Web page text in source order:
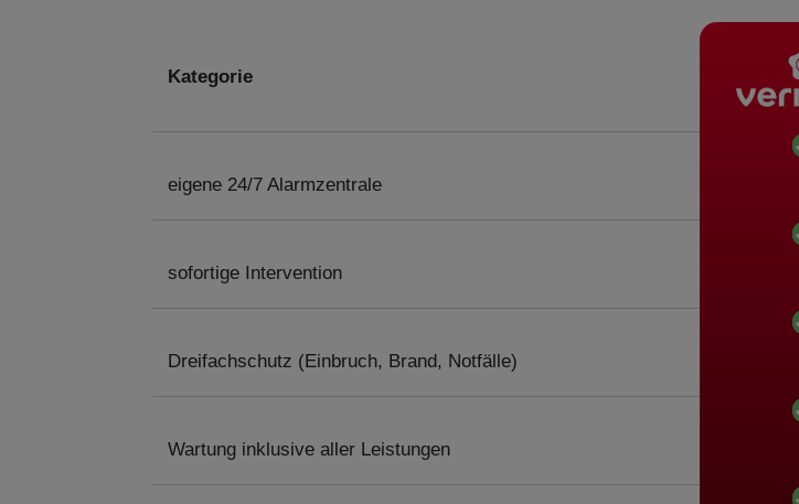
Kategorie
eigene 24/7 Alarmzentrale
sofortige Intervention
Dreifachschutz (Einbruch, Brand, Notfälle)
Wartung inklusive aller Leistungen